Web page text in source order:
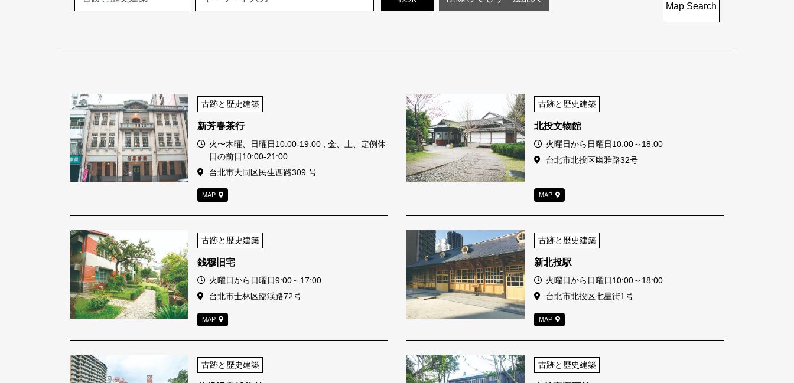
Map Search
古跡と歴史建築
新芳春茶行
営業時間
火〜木曜、日曜日10:00-19:00 ; 金、土、定例休
日の前日10:00-21:00
住所
台北市大同区民生西路309 号
MAP
古跡と歴史建築
北投文物館
営業時間
火曜日から日曜日10:00～18:00
住所
台北市北投区幽雅路32号
MAP
古跡と歴史建築
銭穆旧宅
営業時間
火曜日から日曜日9:00～17:00
住所
台北市士林区臨渓路72号
MAP
古跡と歴史建築
新北投駅
営業時間
火曜日から日曜日10:00～18:00
住所
台北市北投区七星街1号
MAP
古跡と歴史建築 古跡と歴史建築